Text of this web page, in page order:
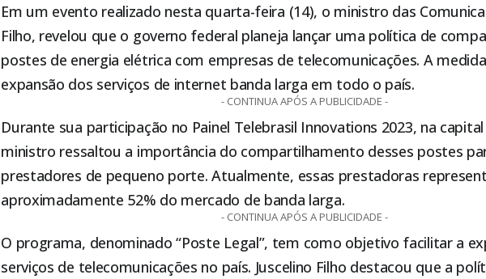
Em um evento realizado nesta quarta-feira (14), o ministro das
Filho, revelou que o governo federal planeja lançar uma política de
postes de energia elétrica com empresas de telecomunicações. A
expansão dos serviços de internet banda larga em todo o país.
- CONTINUA APÓS A PUBLICIDADE -
Durante sua participação no Painel Telebrasil Innovations 2023, na
ministro ressaltou a importância do compartilhamento desses postes
prestadores de pequeno porte. Atualmente, essas prestadoras
aproximadamente 52% do mercado de banda larga.
- CONTINUA APÓS A PUBLICIDADE -
O programa, denominado “Poste Legal”, tem como objetivo facilitar a
serviços de telecomunicações no país. Juscelino Filho destacou que a